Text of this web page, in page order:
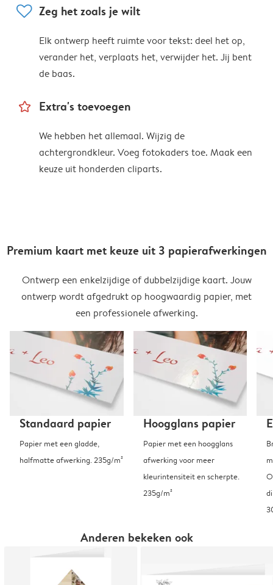
heart Zeg het zoals je wilt
Elk ontwerp heeft ruimte voor tekst: deel het op,
verander het, verplaats het, verwijder het. Jij bent
de baas.
star_outline Extra's toevoegen
We hebben het allemaal. Wijzig de
achtergrondkleur. Voeg fotokaders toe. Maak een
keuze uit honderden cliparts.
Premium kaart met keuze uit 3 papierafwerkingen
Ontwerp een enkelzijdige of dubbelzijdige kaart. Jouw
ontwerp wordt afgedrukt op hoogwaardig papier, met
een professionele afwerking.
Standaard papier
Papier met een gladde,
halfmatte afwerking. 235g/m²
Hoogglans papier
Papier met een hoogglans
afwerking voor meer
kleurintensiteit en scherpte.
235g/m²
Anderen bekeken ook